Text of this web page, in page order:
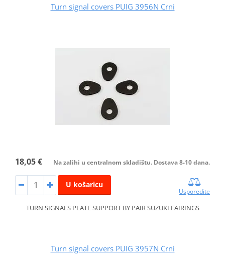
Turn signal covers PUIG 3956N Crni
18,05 € Na zalihi u centralnom skladištu. Dostava 8-10 dana.
U košaricu
Usporedite
TURN SIGNALS PLATE SUPPORT BY PAIR SUZUKI FAIRINGS
Turn signal covers PUIG 3957N Crni